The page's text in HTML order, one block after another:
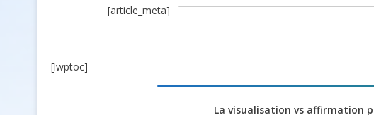
[article_meta]
[lwptoc]
La visualisation vs affirmation